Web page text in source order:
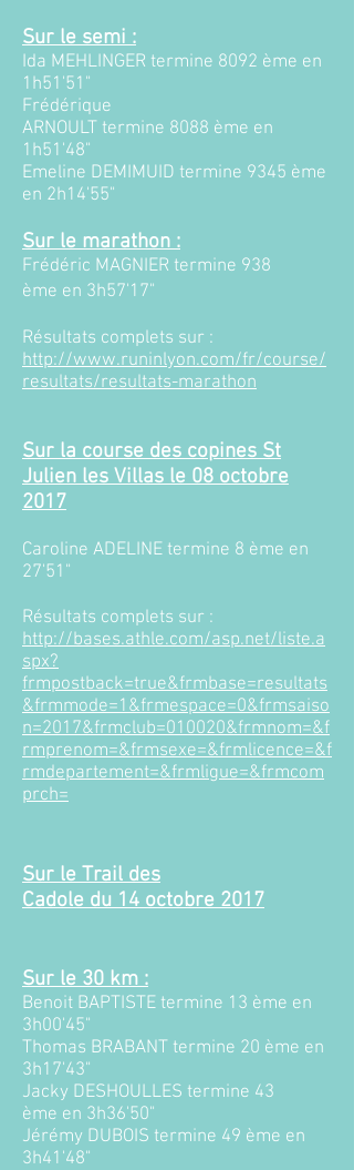
Sur le semi :​
Ida MEHLINGER termine 8092 ème en
1h51'51"
Frédérique
ARNOULT termine 8088 ème en
1h51'48"
Emeline DEMIMUID termine 9345 ème
en 2h14'55"
Sur le marathon :
Frédéric MAGNIER termine 938
ème en 3h57'17"
Résultats complets sur :
http://www.runinlyon.com/fr/course/
resultats/resultats-marathon
Sur la course des copines St
Julien les Villas le 08 octobre
2017​
Caroline ADELINE termine 8 ème en
27'51"
Résultats complets sur :
http://bases.athle.com/asp.net/liste.a
spx?
frmpostback=true&frmbase=resultats
&frmmode=1&frmespace=0&frmsaiso
n=2017&frmclub=010020&frmnom=&f
rmprenom=&frmsexe=&frmlicence=&f
rmdepartement=&frmligue=&frmcom
prch=
Sur le Trail des
Cadole du 14octobre 2017​
Sur le 30 km :​
Benoit BAPTISTE termine 13 ème en
3h00'45"
Thomas BRABANT termine 20 ème en
3h17'43"
Jacky DESHOULLES termine 43
ème en 3h36'50"
Jérémy DUBOIS termine 49 ème en
3h41'48"